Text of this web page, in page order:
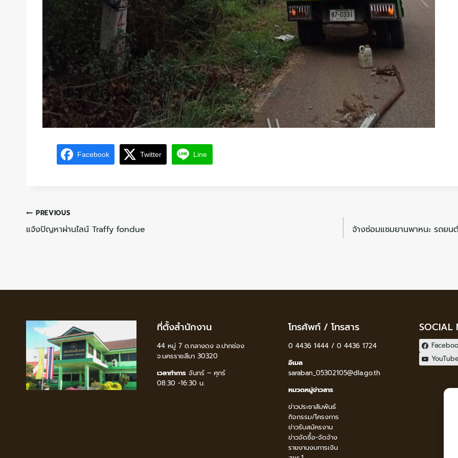
Facebook Twitter Line
PREVIOUS
แจ้งปัญหาผ่านไลน์ Traffy fondue จ้างซ่อมแซมยานพาหนะ รถยน
ที่ตั้งสำนักงาน
44 หมู่ 7 ต.กลางดง อ.ปากช่อง
จ.นครราชสีมา 30320
เวลาทำการ จันทร์ – ศุกร์
08:30 -16:30 น.
โทรศัพท์ / โทรสาร
0 4436 1444 / 0 4436 1724
อีเมล
saraban_05302105@dla.go.th
หมวดหมู่ข่าวสาร
ข่าวประชาสัมพันธ์
กิจกรรม/โครงการ
ข่าวรับสมัครงาน
ข่าวจัดซื้อ-จัดจ้าง
รายงานงบการเงิน
SOCIAL